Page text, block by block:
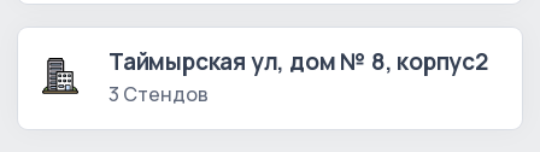
Таймырская ул, дом № 8, корпус2
3 Стендов